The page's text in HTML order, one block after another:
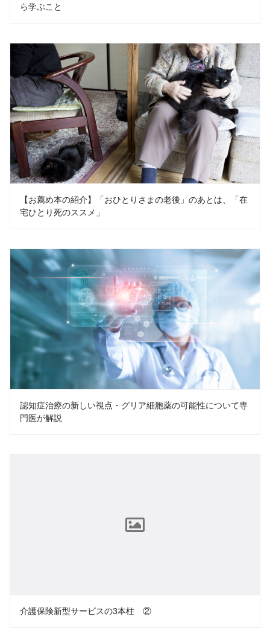
ら学ぶこと
【お薦め本の紹介】「おひとりさまの老後」のあとは、「在
宅ひとり死のススメ」
認知症治療の新しい視点・グリア細胞薬の可能性について専
門医が解説
介護保険新型サービスの3本柱 ②